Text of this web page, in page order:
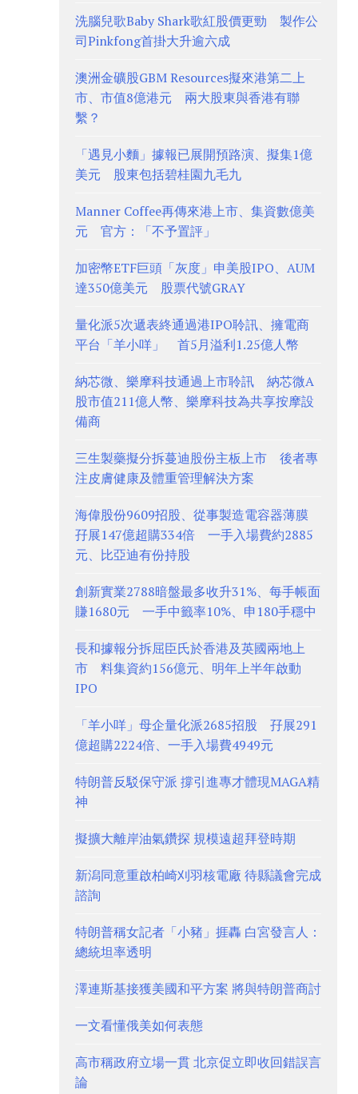
洗腦兒歌Baby Shark歌紅股價更勁 製作公
司Pinkfong首掛大升逾六成
澳洲金礦股GBM Resources擬來港第二上
市、市值8億港元 兩大股東與香港有聯
繫？
「遇見小麵」據報已展開預路演、擬集1億
美元 股東包括碧桂園九毛九
Manner Coffee再傳來港上市、集資數億美
元 官方：「不予置評」
加密幣ETF巨頭「灰度」申美股IPO、AUM
達350億美元 股票代號GRAY
量化派5次遞表終通過港IPO聆訊、擁電商
平台「羊小咩」 首5月溢利1.25億人幣
納芯微、樂摩科技通過上市聆訊 納芯微A
股市值211億人幣、樂摩科技為共享按摩設
備商
三生製藥擬分拆蔓迪股份主板上市 後者專
注皮膚健康及體重管理解決方案
海偉股份9609招股、從事製造電容器薄膜
孖展147億超購334倍 一手入場費約2885
元、比亞迪有份持股
創新實業2788暗盤最多收升31%、每手帳面
賺1680元 一手中籤率10%、申180手穩中
長和據報分拆屈臣氏於香港及英國兩地上
市 料集資約156億元、明年上半年啟動
IPO
「羊小咩」母企量化派2685招股 孖展291
億超購2224倍、一手入場費4949元
特朗普反駁保守派 撐引進專才體現MAGA精
神
擬擴大離岸油氣鑽探 規模遠超拜登時期
新潟同意重啟柏崎刈羽核電廠 待縣議會完成
諮詢
特朗普稱女記者「小豬」捱轟 白宮發言人：
總統坦率透明
澤連斯基接獲美國和平方案 將與特朗普商討
一文看懂俄美如何表態
高市稱政府立場一貫 北京促立即收回錯誤言
論